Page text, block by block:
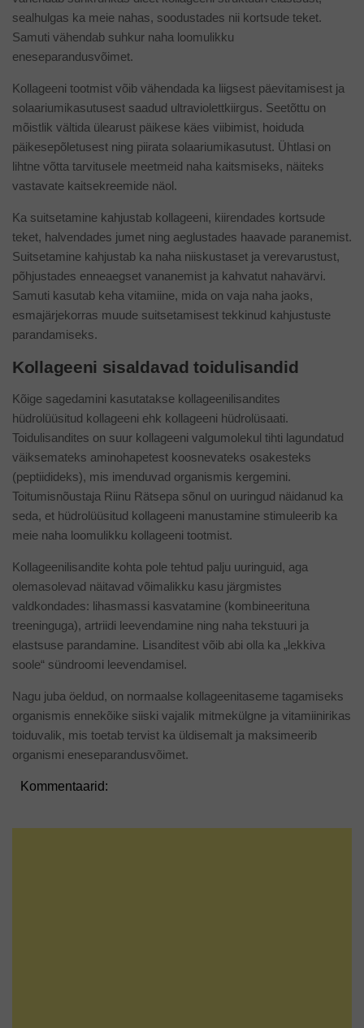
sealhulgas ka meie nahas, soodustades nii kortsude teket.
Samuti vähendab suhkur naha loomulikku
eneseparandusvõimet.
Kollageeni tootmist võib vähendada ka liigsest päevitamisest ja
solaariumikasutusest saadud ultraviolettkiirgus. Seetõttu on
mõistlik vältida ülearust päikese käes viibimist, hoiduda
päikesepõletusest ning piirata solaariumikasutust. Ühtlasi on
lihtne võtta tarvitusele meetmeid naha kaitsmiseks, näiteks
vastavate kaitsekreemide näol.
Ka suitsetamine kahjustab kollageeni, kiirendades kortsude
teket, halvendades jumet ning aeglustades haavade paranemist.
Suitsetamine kahjustab ka naha niiskustaset ja verevarustust,
põhjustades enneaegset vananemist ja kahvatut nahavärvi.
Samuti kasutab keha vitamiine, mida on vaja naha jaoks,
esmajärjekorras muude suitsetamisest tekkinud kahjustuste
parandamiseks.
Kollageeni sisaldavad toidulisandid
Kõige sagedamini kasutatakse kollageenilisandites
hüdrolüüsitud kollageeni ehk kollageeni hüdrolüsaati.
Toidulisandites on suur kollageeni valgumolekul tihti lagundatud
väiksemateks aminohapetest koosnevateks osakesteks
(peptiidideks), mis imenduvad organismis kergemini.
Toitumisnõustaja Riinu Rätsepa sõnul on uuringud näidanud ka
seda, et hüdrolüüsitud kollageeni manustamine stimuleerib ka
meie naha loomulikku kollageeni tootmist.
Kollageenilisandite kohta pole tehtud palju uuringuid, aga
olemasolevad näitavad võimalikku kasu järgmistes
valdkondades: lihasmassi kasvatamine (kombineerituna
treeninguga), artriidi leevendamine ning naha tekstuuri ja
elastsuse parandamine. Lisanditest võib abi olla ka „lekkiva
soole“ sündroomi leevendamisel.
Nagu juba öeldud, on normaalse kollageenitaseme tagamiseks
organismis ennekõike siiski vajalik mitmekülgne ja vitamiinirikas
toiduvalik, mis toetab tervist ka üldisemalt ja maksimeerib
organismi eneseparandusvõimet.
Kommentaarid: